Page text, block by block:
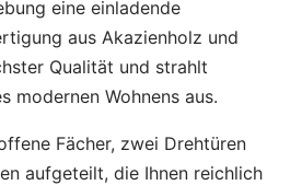
eine einladende
aus Akazienholz und
Qualität und strahlt
modernen Wohnens aus.
Fächer, zwei Drehtüren
aufgeteilt, die Ihnen reichlich